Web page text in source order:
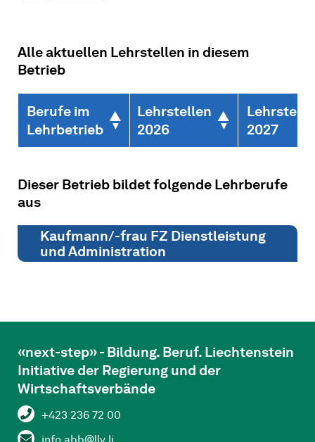
Alle aktuellen Lehrstellen in diesem
Betrieb
Berufe im
Lehrbetrieb
Lehrstellen
2026
2027
Dieser Betrieb bildet folgende Lehrberufe
aus
Kaufmann/-frau FZ Dienstleistung
und Administration
«next-step» - Bildung. Beruf. Liechtenstein
Initiative der Regierung und der
Wirtschaftsverbände
+423 236 72 00